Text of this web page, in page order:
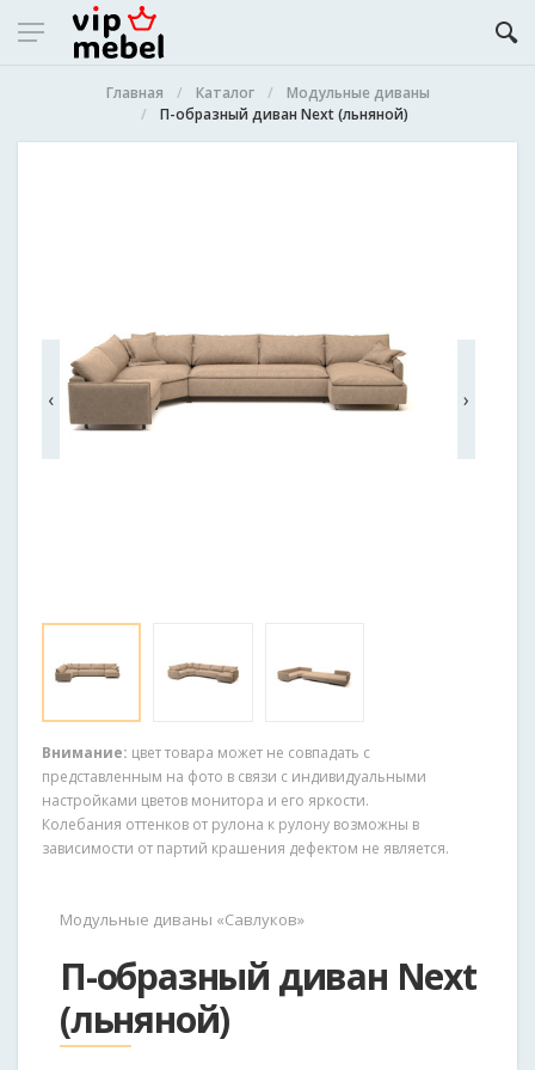
Главная Каталог
Модульные диваны
П-образный диван Next (льняной)
‹ ›
Внимание: цвет товара может не совпадать с
представленным на фото в связи с индивидуальными
настройками цветов монитора и его яркости.
Колебания оттенков от рулона к рулону возможны в
зависимости от партий крашения дефектом не является.
Модульные диваны «Савлуков»
П-образный диван Next
(льняной)